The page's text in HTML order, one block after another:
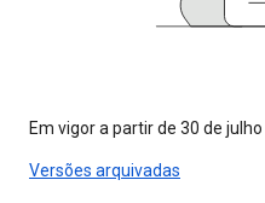
Em vigor a partir de 30 de
Versões arquivadas